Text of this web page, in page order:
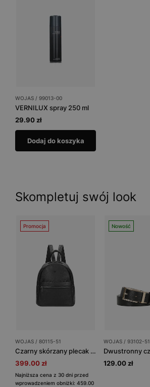
WOJAS / 99013-00
VERNILUX spray 250 ml
29.90 zł
Dodaj do koszyka
Skompletuj swój look
Promocja
WOJAS / 80115-51
Czarny skórzany plecak damski
399.00 zł
Najniższa cena z 30 dni przed
wprowadzeniem obniżki: 459.00
Nowość
WOJAS / 93102-51
129.00 zł